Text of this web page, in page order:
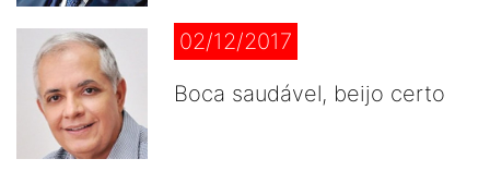
02/12/2017
Boca saudável, beijo certo